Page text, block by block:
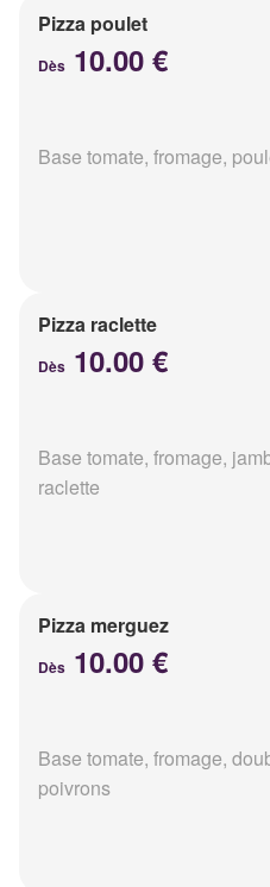
Pizza poulet
Dès 10.00 €
Base tomate, fromage,
Pizza raclette
Dès 10.00 €
Base tomate, fromage,
raclette
Pizza merguez
Dès 10.00 €
Base tomate, fromage,
poivrons